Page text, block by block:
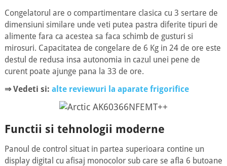
Congelatorul are o compartimentare clasica cu 3 sertare de
dimensiuni similare unde veti putea pastra diferite tipuri de
alimente fara ca acestea sa faca schimb de gusturi si
mirosuri. Capacitatea de congelare de 6 Kg in 24 de ore este
destul de redusa insa autonomia in cazul unei pene de
curent poate ajunge pana la 33 de ore.
⇒ Vedeti si: alte reviewuri la aparate frigorifice
Functii si tehnologii moderne
Panoul de control situat in partea superioara contine un
display digital cu afisaj monocolor sub care se afla 6 butoane